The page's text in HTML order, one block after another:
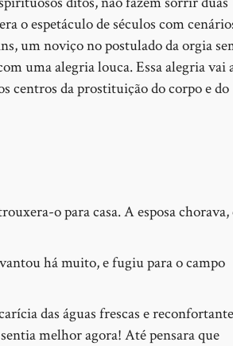
o espetáculo de séculos com
um noviço no postulado da orgia
uma alegria louca. Essa alegria vai
centros da prostituição do corpo e do
o para casa. A esposa chorava,
há muito, e fugiu para o campo
das águas frescas e
melhor agora! Até pensara que